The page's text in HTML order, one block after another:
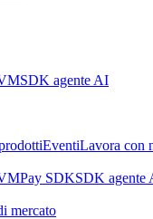
SDK agente AI
EventiLavora con
Pay SDKSDK agente
mercato